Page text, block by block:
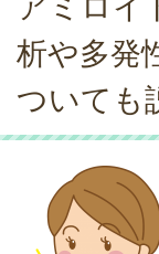
アミロイ
析や多発
ついても